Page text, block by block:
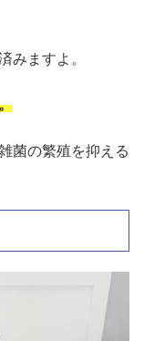
みますよ。
菌の繁殖を抑える